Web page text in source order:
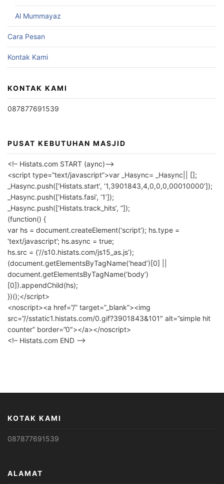
Al Mummayaz
Cara Pesan
Kontak Kami
KONTAK KAMI
087877691539
PUSAT KEBUTUHAN MASJID
<!– Histats.com START (aync)–>
<script type=”text/javascript”>var _Hasync= _Hasync|| [];
_Hasync.push([‘Histats.start’, ‘1,3901843,4,0,0,0,00010000’]);
_Hasync.push([‘Histats.fasi’, ‘1’]);
_Hasync.push([‘Histats.track_hits’, ”]);
(function() {
var hs = document.createElement(‘script’); hs.type =
‘text/javascript’; hs.async = true;
hs.src = (‘//s10.histats.com/js15_as.js’);
(document.getElementsByTagName(‘head’)[0] ||
document.getElementsByTagName(‘body’)
[0]).appendChild(hs);
})();</script>
<noscript><a href=”/” target=”_blank”><img
src=”//sstatic1.histats.com/0.gif?3901843&101″ alt=”simple hit
counter” border=”0″></a></noscript>
<!– Histats.com END –>
KOTAK KAMI
087877691539
ALAMAT